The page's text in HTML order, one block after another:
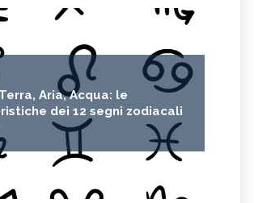
Aria, Acqua: le
dei 12 segni zodiacali